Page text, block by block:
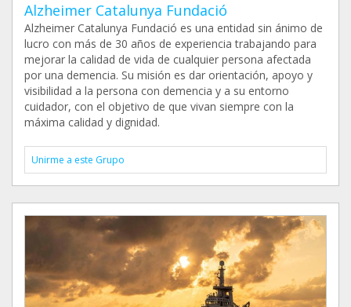
Alzheimer Catalunya Fundació
Alzheimer Catalunya Fundació es una entidad sin ánimo de
lucro con más de 30 años de experiencia trabajando para
mejorar la calidad de vida de cualquier persona afectada
por una demencia. Su misión es dar orientación, apoyo y
visibilidad a la persona con demencia y a su entorno
cuidador, con el objetivo de que vivan siempre con la
máxima calidad y dignidad.
Unirme a este Grupo